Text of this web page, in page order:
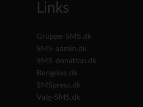
Links
Gruppe-SMS.dk
SMS-admin.dk
SMS-donation.dk
Berigelse.dk
SMSpress.dk
Valg-SMS.dk